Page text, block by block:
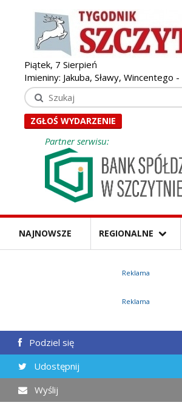
Piątek, 7 Sierpień
Imieniny: Jakuba, Sławy, Wincentego -
ZGŁOŚ WYDARZENIE
Partner serwisu:
NAJNOWSZE REGIONALNE
Reklama
Reklama
Podziel się
Udostępnij
Wyślij